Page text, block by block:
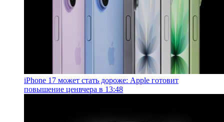
iPhone 17 может стать дороже: Apple готовит
повышение ценвчера в 13:48